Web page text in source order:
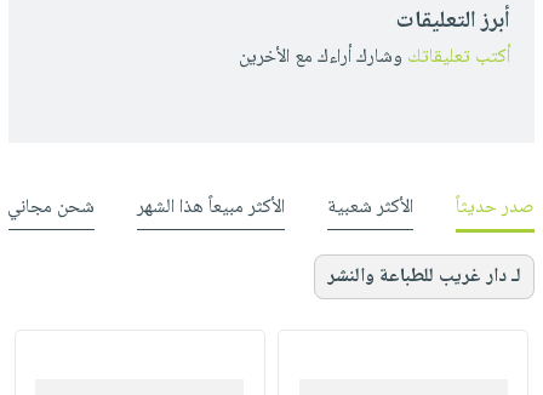
أبرز التعليقات
أكتب تعليقاتك وشارك أراءك مع الأخرين
صدر حديثاً الأكثر شعبية الأكثر مبيعاً هذا الشهر شحن مجاني
لـ دار غريب للطباعة والنشر